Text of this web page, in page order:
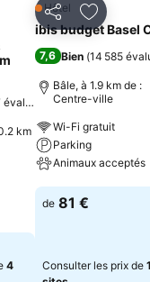
mes favoris
évaluations)
km
4
PartagerAjouter
1 Étoiles
Hôtel
ibis budget Basel
7,6 Bien (14 585
Bâle, à 1.9 km de :
Centre-ville
Wi-Fi gratuit
Parking
Animaux acceptés
Consulter les
de 81 €
Consulter les prix de